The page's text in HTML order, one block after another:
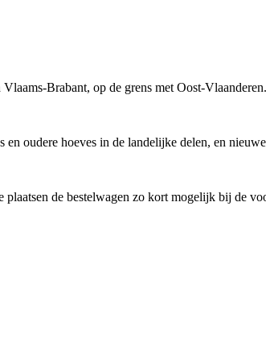
Brabant, op de grens met Oost-Vlaanderen.
oudere hoeves in de landelijke delen, en
de bestelwagen zo kort mogelijk bij de